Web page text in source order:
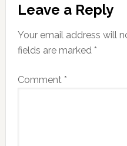
Leave a Reply
Your email address will
fields are marked *
Comment *